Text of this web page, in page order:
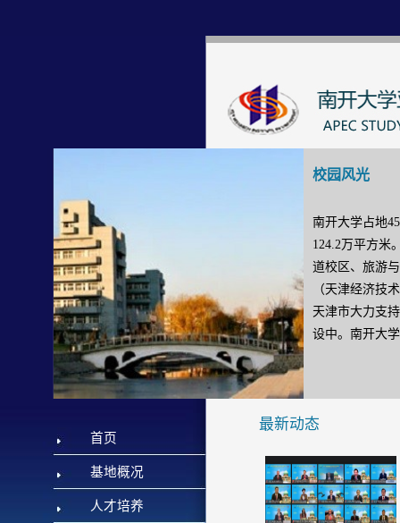
首页
基地概况
人才培养
最新动态